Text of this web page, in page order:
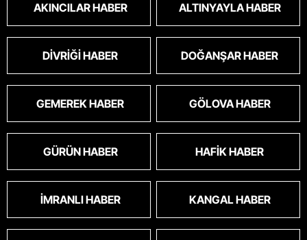
AKINCILAR HABER ALTINYAYLA HABER
DIVRIĞI HABER DOĞANŞAR HABER
GEMEREK HABER GÖLOVA HABER
GÜRÜN HABER HAFIK HABER
İMRANLI HABER KANGAL HABER